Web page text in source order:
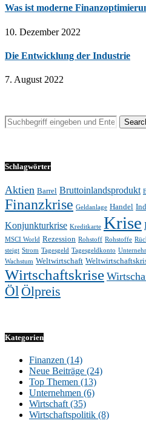
Was ist moderne
10. Dezember 2022
Die Entwicklung der Industrie
7. August 2022
Schlagwörter
Aktien Barrel Bruttoinlandsprodukt
Finanzkrise Geldanlage Handel
Konjunkturkrise Kreditkarte Krise
MSCI World Rezession Rohstoff Rohstoffe
steigt Strom Tagesgeld Tagesgeldkonto
Wachstum Weltwirtschaft
Wirtschaftskrise
Öl Ölpreis
Kategorien
Finanzen (14)
Neue Beiträge (24)
Top Themen (13)
Unternehmen (6)
Wirtschaft (35)
Wirtschaftspolitik (8)